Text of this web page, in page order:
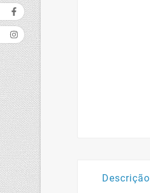
Descrição